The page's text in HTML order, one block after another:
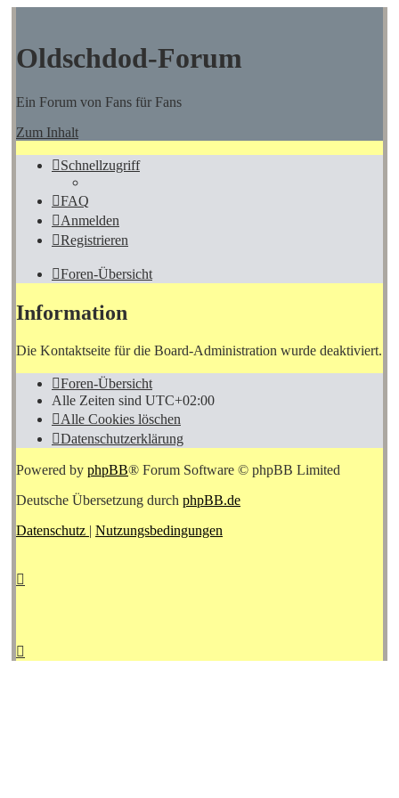
Oldschdod-Forum
Ein Forum von Fans für Fans
Zum Inhalt
Schnellzugriff
FAQ
Anmelden
Registrieren
Foren-Übersicht
Information
Die Kontaktseite für die Board-Administration wurde deaktiviert.
Foren-Übersicht
Alle Zeiten sind UTC+02:00
Alle Cookies löschen
Datenschutzerklärung
Powered by phpBB® Forum Software © phpBB Limited
Deutsche Übersetzung durch phpBB.de
Datenschutz | Nutzungsbedingungen